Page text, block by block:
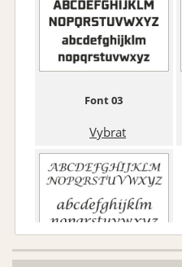
Vybrat
Zlatá
Vybrat
Font 03
Vybrat